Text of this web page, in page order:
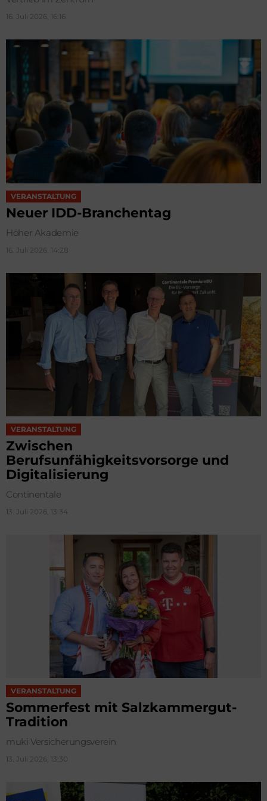
16. Juli 2026, 16:16
VERANSTALTUNG
Neuer IDD-Branchentag
Höher Akademie
16. Juli 2026, 14:28
VERANSTALTUNG
Zwischen
Berufsunfähigkeitsvorsorge und
Digitalisierung
Continentale
13. Juli 2026, 13:34
VERANSTALTUNG
Sommerfest mit Salzkammergut-
Tradition
muki Versicherungsverein
13. Juli 2026, 13:30